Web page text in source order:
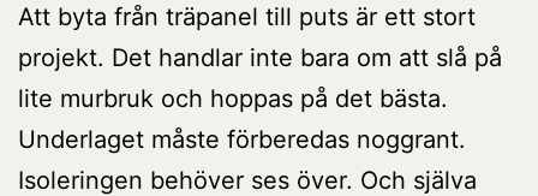
Att byta från träpanel till puts är ett stort
projekt. Det handlar inte bara om att slå på
lite murbruk och hoppas på det bästa.
Underlaget måste förberedas noggrant.
Isoleringen behöver ses över. Och själva